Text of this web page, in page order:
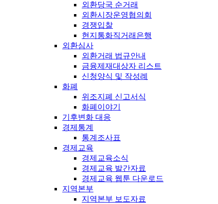
외환당국 순거래
외환시장운영협의회
경쟁입찰
현지통화직거래은행
외환심사
외환거래 법규안내
금융제재대상자 리스트
신청양식 및 작성례
화폐
위조지폐 신고서식
화폐이야기
기후변화 대응
경제통계
통계조사표
경제교육
경제교육소식
경제교육 발간자료
경제교육 웹툰 다운로드
지역본부
지역본부 보도자료